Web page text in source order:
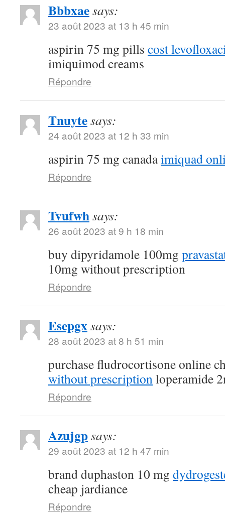
Bbbxaesays:
23 août 2023 at 13 h 45 min
aspirin 75 mg pills cost
imiquimod creams
Répondre
Tnuytesays:
24 août 2023 at 12 h 33 min
aspirin 75 mg canadaimiquad
Répondre
Tvufwhsays:
26 août 2023 at 9 h 18 min
buy dipyridamole 100mg
10mg without prescription
Répondre
Esepgxsays:
28 août 2023 at 8 h 51 min
purchase fludrocortisone online
without prescriptionloperamide
Répondre
Azujgpsays:
29 août 2023 at 12 h 47 min
brand duphaston 10 mg
cheap jardiance
Répondre